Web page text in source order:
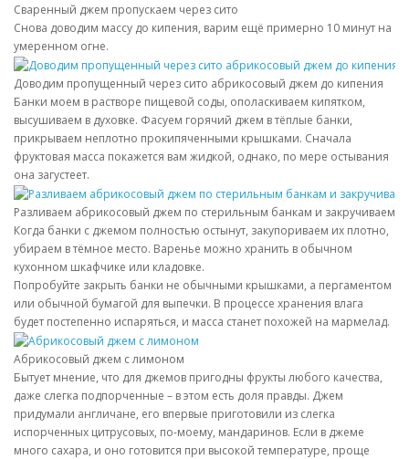
Сваренный джем пропускаем через сито
Снова доводим массу до кипения, варим ещё примерно 10 минут на
умеренном огне.
Доводим пропущенный через сито абрикосовый джем до кипения
Банки моем в растворе пищевой соды, ополаскиваем кипятком,
высушиваем в духовке. Фасуем горячий джем в тёплые банки,
прикрываем неплотно прокипяченными крышками. Сначала
фруктовая масса покажется вам жидкой, однако, по мере остывания
она загустеет.
Разливаем абрикосовый джем по стерильным банкам и закручиваем
Когда банки с джемом полностью остынут, закупориваем их плотно,
убираем в тёмное место. Варенье можно хранить в обычном
кухонном шкафчике или кладовке.
Попробуйте закрыть банки не обычными крышками, а пергаментом
или обычной бумагой для выпечки. В процессе хранения влага
будет постепенно испаряться, и масса станет похожей на мармелад.
Абрикосовый джем с лимоном
Бытует мнение, что для джемов пригодны фрукты любого качества,
даже слегка подпорченные – в этом есть доля правды. Джем
придумали англичане, его впервые приготовили из слегка
испорченных цитрусовых, по-моему, мандаринов. Если в джеме
много сахара, и оно готовится при высокой температуре, проще